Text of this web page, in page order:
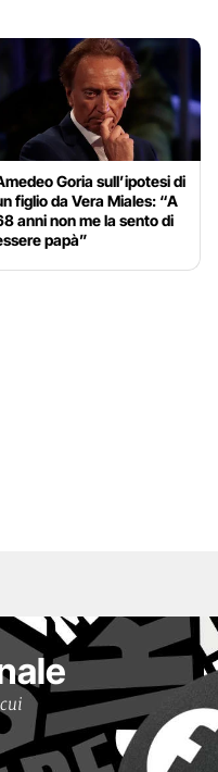
Goria sull’ipotesi di
figlio da Vera Miales: “A
anni non me la sento di
papà”